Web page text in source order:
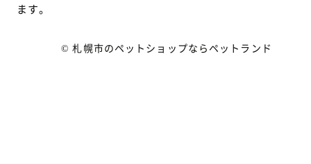
ます。
© 札幌市のペットショップならペットランド